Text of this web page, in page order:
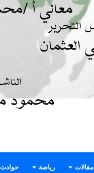
مقالات رياضة حوادث